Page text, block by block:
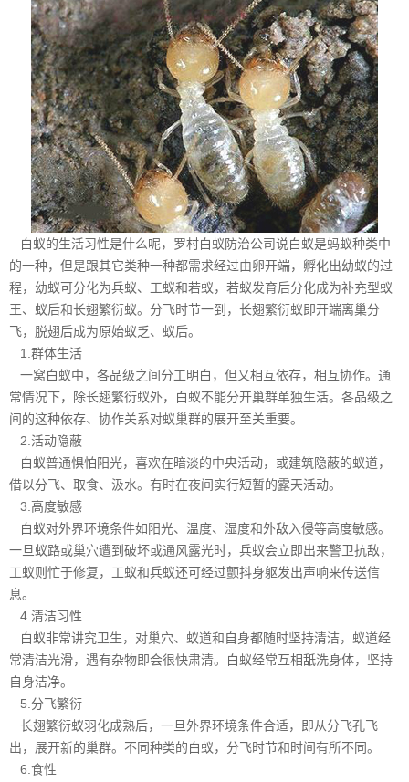
白蚁的生活习性是什么呢， 罗村白蚁防治公司说白蚁是蚂蚁种类中
的一种，但是跟其它类种一种都需求经过由卵开端，孵化出幼蚁的过
程，幼蚁可分化为兵蚁、工蚁和若蚁，若蚁发育后分化成为补充型蚁
王、蚁后和长翅繁衍蚁。分飞时节一到，长翅繁衍蚁即开端离巢分
飞，脱翅后成为原始蚁乏、蚁后。
1.群体生活
一窝白蚁中，各品级之间分工明白，但又相互依存，相互协作。通
常情况下，除长翅繁衍蚁外，白蚁不能分开巢群单独生活。各品级之
间的这种依存、协作关系对蚁巢群的展开至关重要。
2.活动隐蔽
白蚁普通惧怕阳光，喜欢在暗淡的中央活动，或建筑隐蔽的蚁道，
借以分飞、取食、汲水。有时在夜间实行短暂的露天活动。
3.高度敏感
白蚁对外界环境条件如阳光、 温度、湿度和外敌入侵等高度敏感。
一旦蚁路或巢穴遭到破坏或通风露光时，兵蚁会立即出来警卫抗敌，
工蚁则忙于修复，工蚁和兵蚁还可经过颤抖身躯发出声响来传送信
息。
4.清洁习性
白蚁非常讲究卫生，对巢穴、蚁道和自身都随时坚持清洁，蚁道经
常清洁光滑，遇有杂物即会很快肃清。白蚁经常互相舐洗身体，坚持
自身洁净。
5.分飞繁衍
长翅繁衍蚁羽化成熟后，一旦外界环境条件合适，即从分飞孔飞
出，展开新的巢群。 不同种类的白蚁，分飞时节和时间有所不同。
6.食性